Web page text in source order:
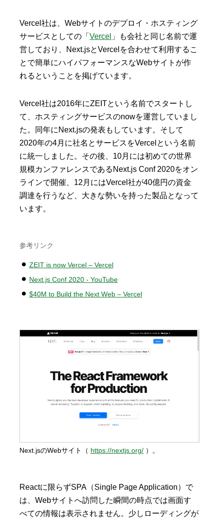
Vercel社は、Webサイトのデプロイ・ホスティング
サービスとしての「 Vercel 」も会社と同じ名前で運
営しており、Next.jsとVercelを合わせて利用するこ
とで簡単にハイパフォーマンスなWebサイトが作
れるということを掲げています。
Vercel社は2016年にZEITという名前でスタートし
て、ホスティングサービスのnowを運営していまし
た。同年にNext.jsの発表もしています。そして
2020年の4月に社名とサービスをVercelという名前
に統一しました。その後、10月には初めての世界
規模カンファレンスであるNext.js Conf 2020をオン
ラインで開催、12月にはVercel社が40億円の資金
調達を行うなど、大きな勢いを持った製品となって
います。
参考リンク
ZEIT is now Vercel – Vercel
Next.js Conf 2020 - YouTube
$40M to Build the Next Web – Vercel
Next.jsのWebサイト（ https://nextjs.org/ ）。
Reactに限らずSPA（Single Page Application）で
は、Webサイトへ訪問した瞬間の時点では画面す
べての情報は表示されません。少しローディングが